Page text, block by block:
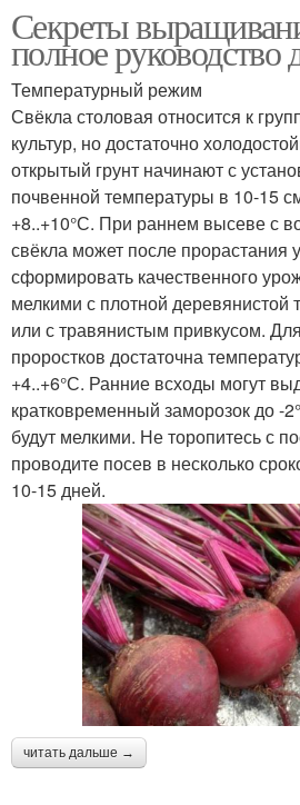
Секреты
полное руководство
Температурный режим
Свёкла столовая относится к
культур, но достаточно
открытый грунт начинают с
почвенной температуры в 10-15
+8..+10°С. При раннем высеве с
свёкла может после прорастания
сформировать качественного
мелкими с плотной деревянистой
или с травянистым привкусом.
проростков достаточна
+4..+6°С. Ранние всходы могут
кратковременный заморозок до -
будут мелкими. Не торопитесь с
проводите посев в несколько
10-15 дней.
читать дальше →